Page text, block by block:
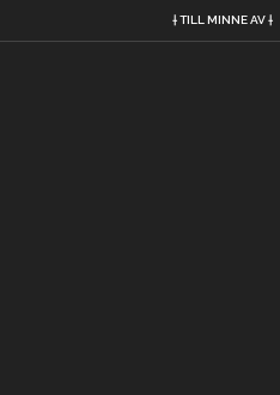
† TILL MINNE AV †